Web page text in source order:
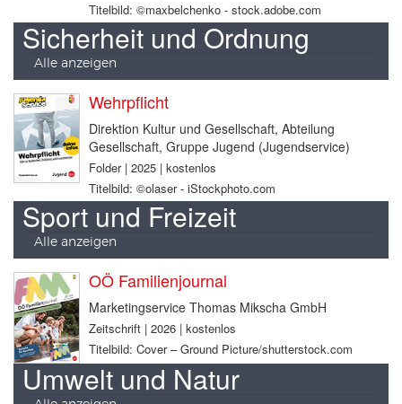
Titelbild: ©maxbelchenko - stock.adobe.com
Sicherheit und Ordnung
Alle anzeigen
Wehrpflicht
Direktion Kultur und Gesellschaft, Abteilung
Gesellschaft, Gruppe Jugend (Jugendservice)
Folder | 2025 | kostenlos
Titelbild: ©olaser - iStockphoto.com
Sport und Freizeit
Alle anzeigen
OÖ Familienjournal
Marketingservice Thomas Mikscha GmbH
Zeitschrift | 2026 | kostenlos
Titelbild: Cover – Ground Picture/shutterstock.com
Umwelt und Natur